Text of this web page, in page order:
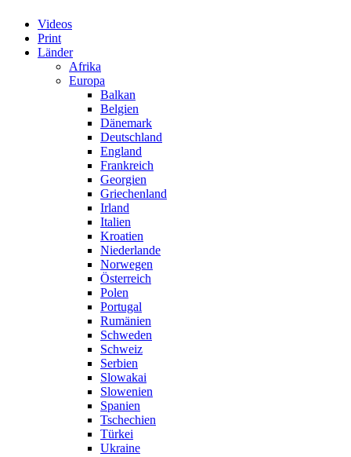
Videos
Print
Länder
Afrika
Europa
Balkan
Belgien
Dänemark
Deutschland
England
Frankreich
Georgien
Griechenland
Irland
Italien
Kroatien
Niederlande
Norwegen
Österreich
Polen
Portugal
Rumänien
Schweden
Schweiz
Serbien
Slowakai
Slowenien
Spanien
Tschechien
Türkei
Ukraine